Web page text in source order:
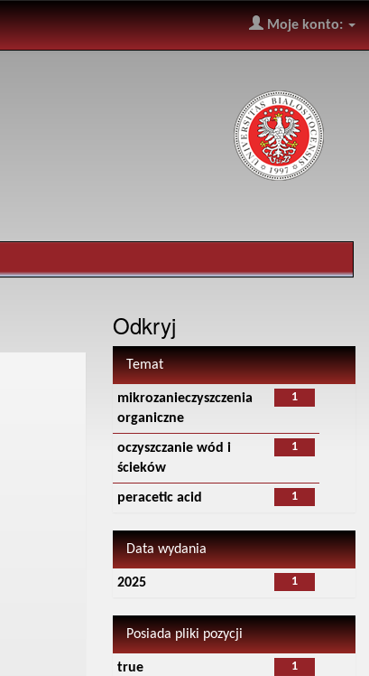
Moje konto:
Odkryj
Temat
1
mikrozanieczyszczenia
organiczne
1
oczyszczanie wód i
ścieków
1
peracetic acid
Data wydania
1
2025
Posiada pliki pozycji
1
true